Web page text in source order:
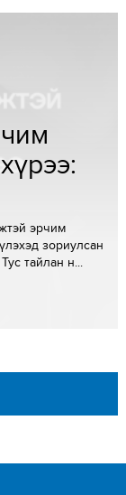
эрчим
зориулсан
тайлан н...